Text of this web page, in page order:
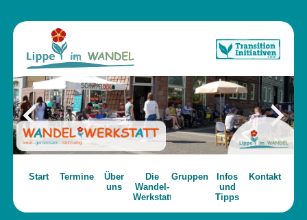
Start Termine
Über
uns
Die
Wandel-
Werkstatt
Gruppen
Infos
und
Tipps
Kontakt